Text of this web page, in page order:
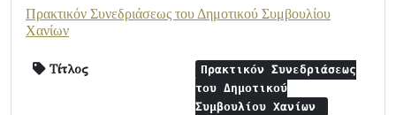
Πρακτικόν Συνεδριάσεως του Δημοτικού Συμβουλίου
Χανίων
Τίτλος
Πρακτικόν Συνεδριάσεως
του Δημοτικού
Συμβουλίου Χανίων